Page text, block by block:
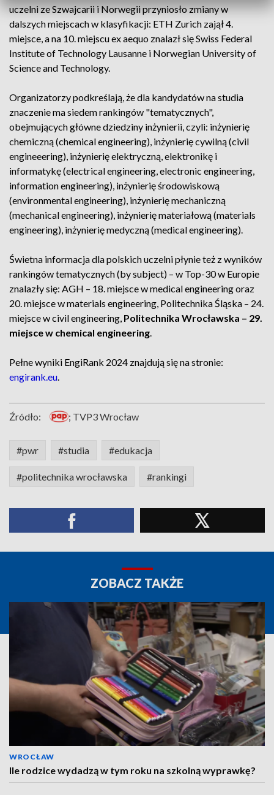
uczelni ze Szwajcarii i Norwegii przyniosło zmiany w
dalszych miejscach w klasyfikacji: ETH Zurich zajął 4.
miejsce, a na 10. miejscu ex aequo znalazł się Swiss Federal
Institute of Technology Lausanne i Norwegian University of
Science and Technology.
Organizatorzy podkreślają, że dla kandydatów na studia
znaczenie ma siedem rankingów "tematycznych",
obejmujących główne dziedziny inżynierii, czyli: inżynierię
chemiczną (chemical engineering), inżynierię cywilną (civil
engineeering), inżynierię elektryczną, elektronikę i
informatykę (electrical engineering, electronic engineering,
information engineering), inżynierię środowiskową
(environmental engineering), inżynierię mechaniczną
(mechanical engineering), inżynierię materiałową (materials
engineering), inżynierię medyczną (medical engineering).
Świetna informacja dla polskich uczelni płynie też z wyników
rankingów tematycznych (by subject) – w Top-30 w Europie
znalazły się: AGH – 18. miejsce w medical engineering oraz
20. miejsce w materials engineering, Politechnika Śląska – 24.
miejsce w civil engineering, Politechnika Wrocławska – 29.
miejsce w chemical engineering.
Pełne wyniki EngiRank 2024 znajdują się na stronie:
engirank.eu.
Źródło: ; TVP3 Wrocław
#pwr #studia #edukacja
#politechnika wrocławska #rankingi
ZOBACZ TAKŻE
WROCŁAW
Ile rodzice wydadzą w tym roku na szkolną wyprawkę?